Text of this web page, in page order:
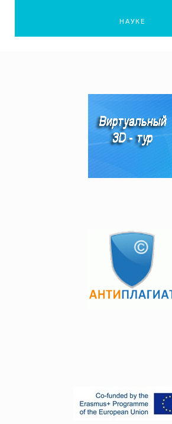
НАУКЕ